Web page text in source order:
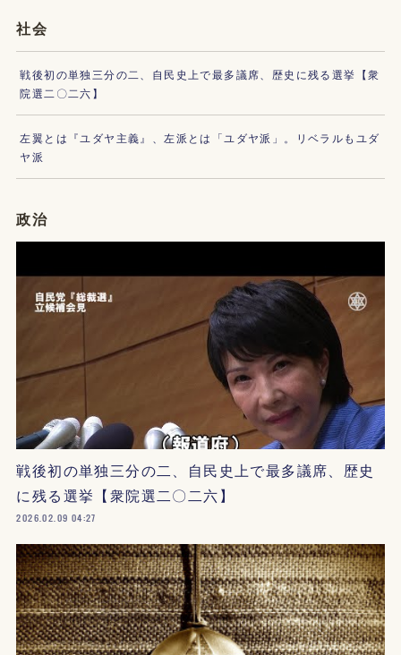
社会
戦後初の単独三分の二、自民史上で最多議席、歴史に残る選挙【衆
院選二〇二六】
左翼とは『ユダヤ主義』、左派とは「ユダヤ派」。リベラルもユダ
ヤ派
政治
戦後初の単独三分の二、自民史上で最多議席、歴史
に残る選挙【衆院選二〇二六】
2026.02.09 04:27